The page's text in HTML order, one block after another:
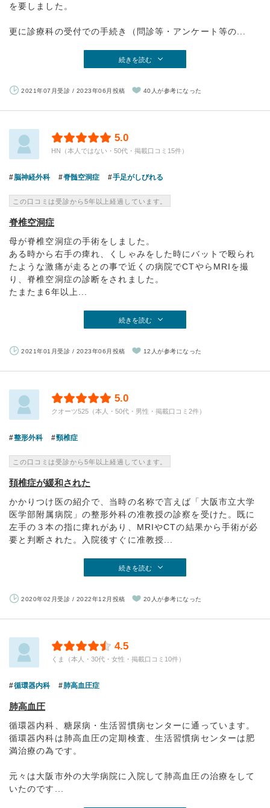
を要しました。
更に診療科の受付での手続き（問診等・アンケート等の...
続きを読む
2021年07月受診 / 2023年06月投稿 40人が参考になった
5.0
HN（本人ではない・50代・掲載口コミ15件）
脳神経外科 脊髄空洞症 手足がしびれる
この口コミは受診から5年以上経過しています。
脊椎空洞症
母が脊椎空洞症の手術をしました。
ある時から右手の痺れ、くしゃみをした時にバットで殴られ
たような激痛が走るとの事で近くの病院でCTやらMRIを撮
り、脊椎空洞症の診断をされました。
たまたま6年以上...
続きを読む
2021年01月受診 / 2023年06月投稿 12人が参考になった
5.0
クオーツ525（本人・50代・男性・掲載口コミ2件）
整形外科 頸椎症
この口コミは受診から5年以上経過しています。
頚椎症が緩和された
かかりつけ医の紹介で、当時の名称で言えば「大阪市立大学
医学部附属病院」の整形外科の准教授の診察を受けた。既に
左手の３本の指に痺れがあり、MRIやCTの結果から手術が必
要と判断された。入院後すぐに准教授...
続きを読む
2020年02月受診 / 2022年12月投稿 20人が参考になった
4.5
くま（本人・30代・女性・掲載口コミ10件）
循環器内科 肺高血圧症
肺高血圧
循環器内科、糖尿病・生活習慣病センターに通っています。
循環器内科は肺高血圧の定期検査、生活習慣病センターは肥
満治療の為です。
元々は大阪市外の大学病院に入院して肺高血圧の治療をして
いたのです...